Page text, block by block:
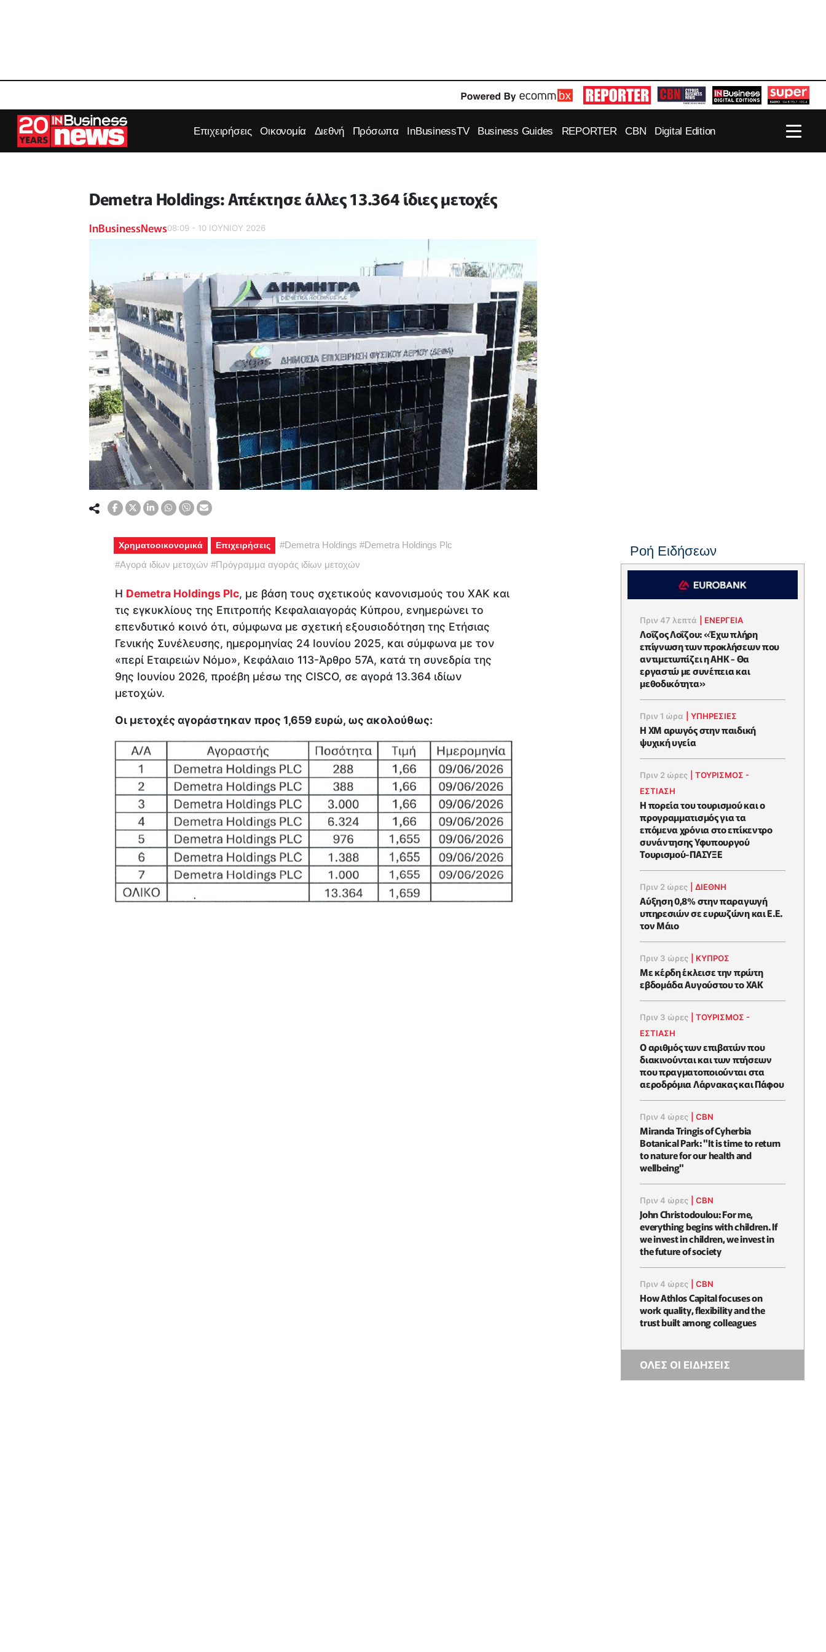
Επιχειρήσεις Οικονομία Διεθνή Πρόσωπα InBusinessTV Business Guides REPORTER CBN Digital Edition
Demetra Holdings: Απέκτησε άλλες 13.364 ίδιες μετοχές
InBusinessNews08:09 - 10 ΙΟΥΝΙΟΥ 2026
Χρηματοοικονομικά Επιχειρήσεις #Demetra Holdings #Demetra Holdings Plc
#Αγορά ιδίων μετοχών #Πρόγραμμα αγοράς ιδίων μετοχών
Η Demetra Holdings Plc, με βάση τους σχετικούς κανονισμούς του ΧΑΚ και
τις εγκυκλίους της Επιτροπής Κεφαλαιαγοράς Κύπρου, ενημερώνει το
επενδυτικό κοινό ότι, σύμφωνα με σχετική εξουσιοδότηση της Ετήσιας
Γενικής Συνέλευσης, ημερομηνίας 24 Ιουνίου 2025, και σύμφωνα με τον
«περί Εταιρειών Νόμο», Κεφάλαιο 113-Άρθρο 57Α, κατά τη συνεδρία της
9ης Ιουνίου 2026, προέβη μέσω της CISCO, σε αγορά 13.364 ιδίων
μετοχών.
Οι μετοχές αγοράστηκαν προς 1,659 ευρώ, ως ακολούθως:
Ροή Ειδήσεων
Πριν 47 λεπτά ΕΝΈΡΓΕΙΑ
Λοΐζος Λοΐζου: «Έχω πλήρη
επίγνωση των προκλήσεων που
αντιμετωπίζει η ΑΗΚ - Θα
εργαστώ με συνέπεια και
μεθοδικότητα»
Πριν 1 ώρα |ΥΠΗΡΕΣΙΕΣ
Η XM αρωγός στην παιδική
ψυχική υγεία
Πριν 2 ώρες |ΤΟΥΡΙΣΜΟΣ -
ΕΣΤΙΑΣΗ
Η πορεία του τουρισμού και ο
προγραμματισμός για τα
επόμενα χρόνια στο επίκεντρο
συνάντησης Υφυπουργού
Τουρισμού-ΠΑΣΥΞΕ
Πριν 2 ώρες |ΔΙΕΘΝΗ
Αύξηση 0,8% στην παραγωγή
υπηρεσιών σε ευρωζώνη και Ε.Ε.
τον Μάιο
Πριν 3 ώρες ΚΥΠΡΟΣ
Με κέρδη έκλεισε την πρώτη
εβδομάδα Αυγούστου το ΧΑΚ
Πριν 3 ώρες |ΤΟΥΡΙΣΜΟΣ -
ΕΣΤΙΑΣΗ
Ο αριθμός των επιβατών που
διακινούνται και των πτήσεων
που πραγματοποιούνται στα
αεροδρόμια Λάρνακας και Πάφου
Πριν 4 ώρες |CBN
Miranda Tringis of Cyherbia
Botanical Park: "It is time to return
to nature for our health and
wellbeing"
Πριν 4 ώρες |CBN
John Christodoulou: For me,
everything begins with children. If
we invest in children, we invest in
the future of society
Πριν 4 ώρες |CBN
How Athlos Capital focuses on
work quality, flexibility and the
trust built among colleagues
ΟΛΕΣ ΟΙ ΕΙΔΗΣΕΙΣ